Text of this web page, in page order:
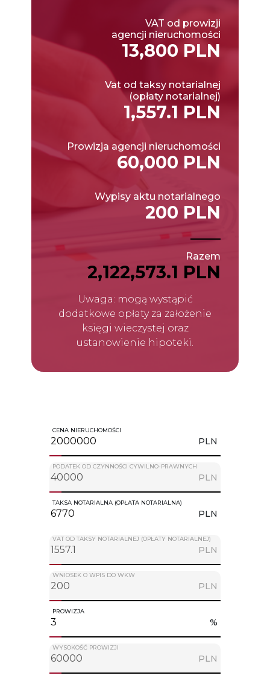
VAT od prowizji
agencji nieruchomości
13,800 PLN
Vat od taksy notarialnej
(opłaty notarialnej)
1,557.1 PLN
Prowizja agencji nieruchomości
60,000 PLN
Wypisy aktu notarialnego
200 PLN
Razem
2,122,573.1 PLN
Uwaga: mogą wystąpić
dodatkowe opłaty za założenie
księgi wieczystej oraz
ustanowienie hipoteki.
CENA NIERUCHOMOŚCI
PLN
PODATEK OD CZYNNOŚCI CYWILNO-PRAWNYCH
PLN
TAKSA NOTARIALNA (OPŁATA NOTARIALNA)
PLN
VAT OD TAKSY NOTARIALNEJ (OPŁATY NOTARIALNEJ)
PLN
WNIOSEK O WPIS DO WKW
PLN
PROWIZJA
%
WYSOKOŚĆ PROWIZJI
PLN